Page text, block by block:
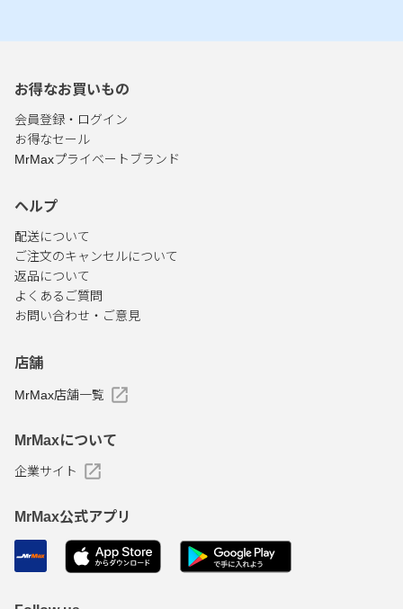
お得なお買いもの
会員登録・ログイン
お得なセール
MrMaxプライベートブランド
ヘルプ
配送について
ご注文のキャンセルについて
返品について
よくあるご質問
お問い合わせ・ご意見
店舗
MrMax店舗一覧
MrMaxについて
企業サイト
MrMax公式アプリ